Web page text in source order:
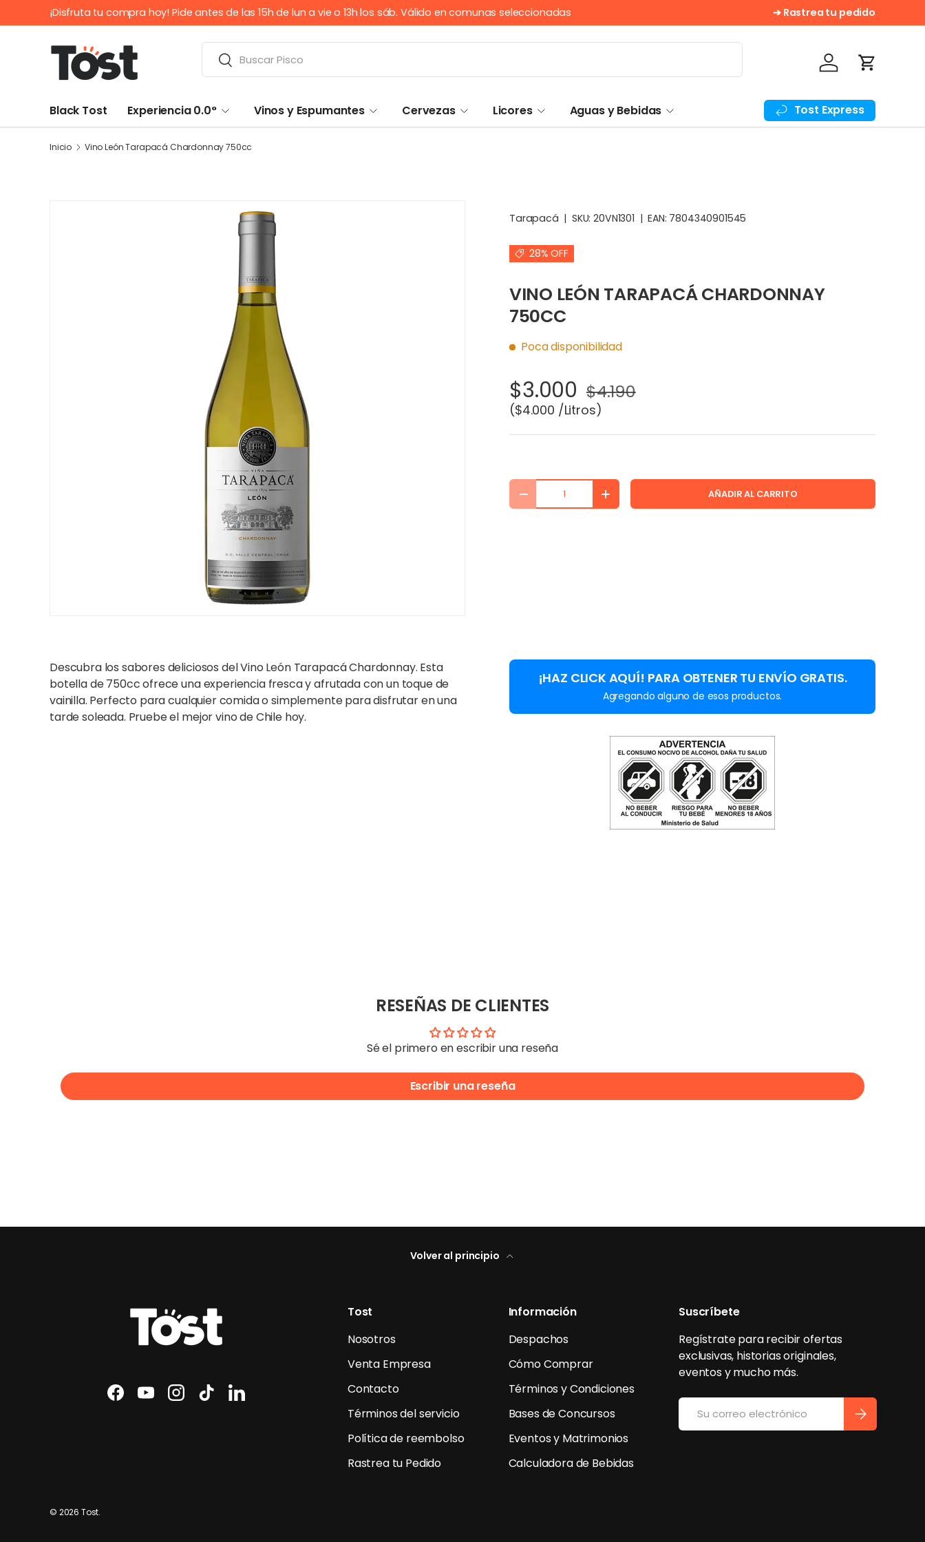
IR AL CONTENIDO
¡Disfruta tu compra hoy! Pide antes de las 15h de lun a vie o 13h los sáb. Válido en comunas seleccionadas ¡Despacho Gratis! En
➔ Rastrea tu pedido
Buscar
Iniciar sesión
Carrito
Black Tost Experiencia 0.0° Vinos y Espumantes Cervezas Licores Aguas y Bebidas Tost Express
Inicio Vino León Tarapacá Chardonnay 750cc
Tarapacá | SKU: 20VN1301 |EAN: 7804340901545
28% OFF
VINO LEÓN TARAPACÁ CHARDONNAY
750CC
Poca disponibilidad
$3.000 $4.190
Precio unitario
$4.000 /Litros
Cant.
DISMINUIR CANTIDADAUMENTAR LA CANTIDADAÑADIR AL CARRITO
Descubra los sabores deliciosos del Vino León Tarapacá Chardonnay. Esta
botella de 750cc ofrece una experiencia fresca y afrutada con un toque de
vainilla. Perfecto para cualquier comida o simplemente para disfrutar en una
tarde soleada. Pruebe el mejor vino de Chile hoy.
¡HAZ CLICK AQUÍ! PARA OBTENER TU ENVÍO GRATIS.
Agregando alguno de esos productos.
RESEÑAS DE CLIENTES
Sé el primero en escribir una reseña
Escribir una reseña
Volver al principio
Facebook
YouTubeInstagram
TikTokLinkedIn
Tost
Nosotros
Venta Empresa
Contacto
Términos del servicio
Política de reembolso
Rastrea tu Pedido
Información
Despachos
Cómo Comprar
Términos y Condiciones
Bases de Concursos
Eventos y Matrimonios
Calculadora de Bebidas
Suscríbete
Regístrate para recibir ofertas
exclusivas, historias originales,
eventos y mucho más.
Correo electrónico SUSCRIBIRSE
© 2026 Tost.